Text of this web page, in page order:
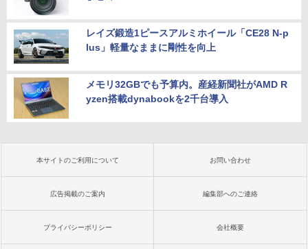
レイズ鍛造1ピースアルミホイール「CE28 N-p
lus」軽量なままに剛性を向上
メモリ32GBでも予算内。産経新聞社がAMD R
yzen搭載dynabookを2千台導入
本サイトのご利用について お問い合わせ
広告掲載のご案内 編集部へのご連絡
プライバシーポリシー 会社概要